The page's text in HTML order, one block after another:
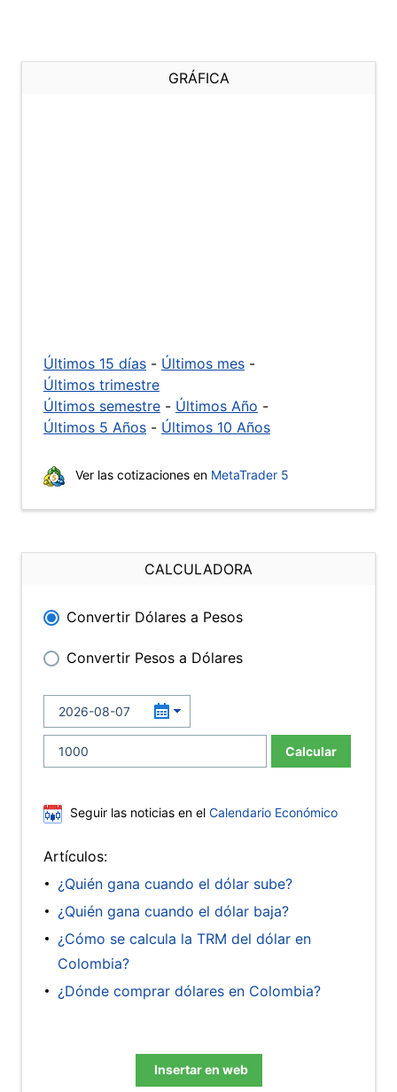
GRÁFICA
Últimos 15 días - Últimos mes -
Últimos trimestre
Últimos semestre - Últimos Año -
Últimos 5 Años - Últimos 10 Años
Ver las cotizaciones en MetaTrader 5
CALCULADORA
Convertir Dólares a Pesos
Convertir Pesos a Dólares
Calcular
Seguir las noticias en el Calendario Económico
Artículos:
¿Quién gana cuando el dólar sube?
¿Quién gana cuando el dólar baja?
¿Cómo se calcula la TRM del dólar en
Colombia?
¿Dónde comprar dólares en Colombia?
Insertar en web